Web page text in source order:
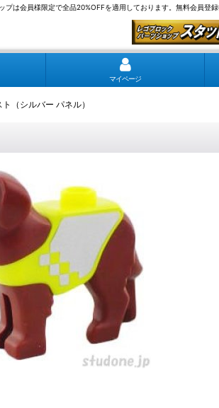
プは会員様限定で全品20%OFFを適用しております。無料会員登
マイページ
（シルバー パネル）